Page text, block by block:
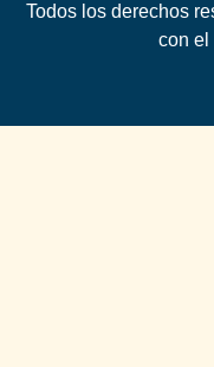
Todos los derechos
con el